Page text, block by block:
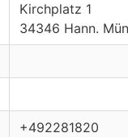
Kirchplatz 1
34346 Hann.
+492281820